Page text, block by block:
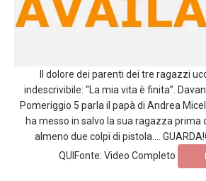
Il dolore dei parenti dei tre ragazzi
indescrivibile: “La mia vita è finita”.
Pomeriggio 5 parla il papà di Andrea
ha messo in salvo la sua ragazza prima
almeno due colpi di pistola….
QUIFonte: Video Completo